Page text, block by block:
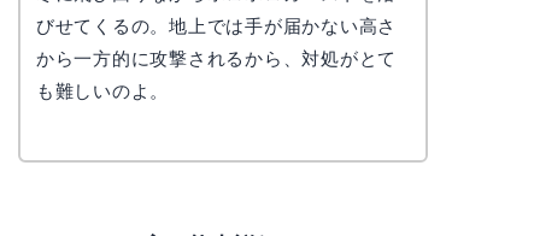
びせてくるの。地上では手が届かない高さ
から一方的に攻撃されるから、対処がとて
も難しいのよ。